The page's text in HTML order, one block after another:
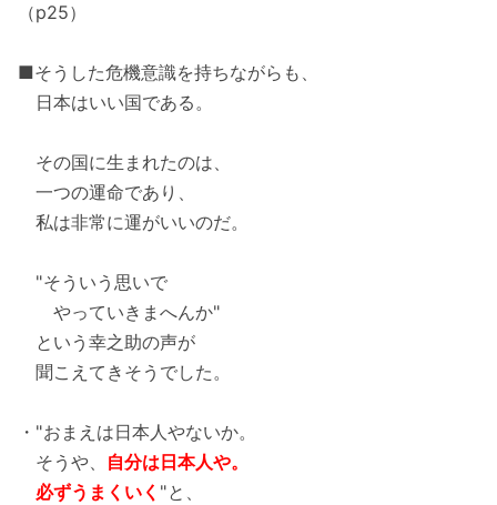
（p25）
■そうした危機意識を持ちながらも、
日本はいい国である。
その国に生まれたのは、
一つの運命であり、
私は非常に運がいいのだ。
"そういう思いで
やっていきまへんか"
という幸之助の声が
聞こえてきそうでした。
・"おまえは日本人やないか。
そうや、 自分は日本人や。
必ずうまくいく "と、